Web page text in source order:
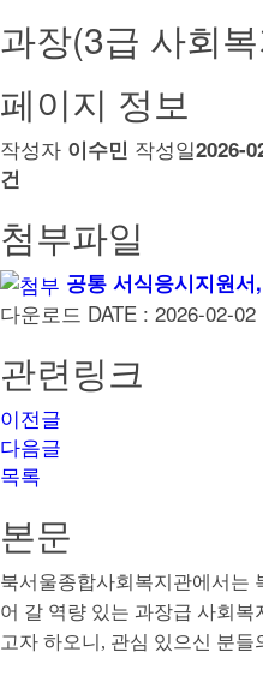
과장(3급 사회
페이지 정보
작성자 이수민 작성일2026-
건
첨부파일
공통 서식응시지원
다운로드 DATE : 2026-02-
관련링크
이전글
다음글
목록
본문
북서울종합사회복지관에서는
어 갈 역량 있는 과장급 사회
고자 하오니 , 관심 있으신 분들